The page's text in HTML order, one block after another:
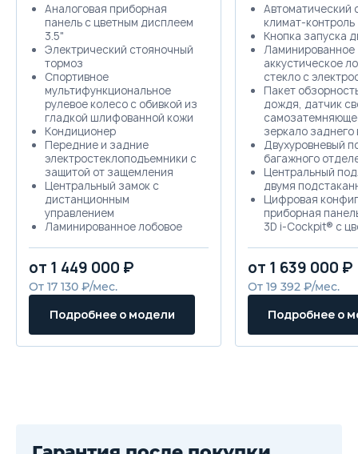
Аналоговая приборная
панель с цветным дисплеем
3.5"
Электрический стояночный
тормоз
Спортивное
мультифункциональное
рулевое колесо с обивкой из
гладкой шлифованной кожи
Кондиционер
Передние и задние
электростеклоподъемники с
защитой от защемления
Центральный замок с
дистанционным
управлением
Ламинированное лобовое
омывателя и бачок
омывателя увеличенной
емкости
4 подушки безопасности:
фронтальные и боковые
Система динамической
стабилизации (ESC)
от 1 449 000 ₽
От 17 130 ₽/мес.
Подробнее о модели
Автоматический
климат-контроль
Кнопка запуска
Ламинированное
аккустическое
стекло с
Пакет
дождя, датчик
зеркало заднего
Двухуровневый
багажного
Центральный
двумя
Цифровая
приборная
3D i-Cockpit® c
фронтальные,
оконные шторки
Система
привода
Control c
режимов работы:
нормальный
от 1 639 000 ₽
От 19 392 ₽/мес.
Подробнее о